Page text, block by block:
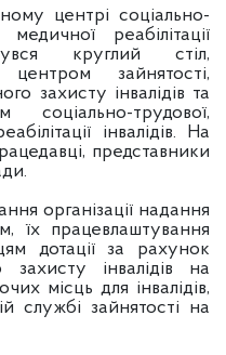
соціально-
реабілітації
круглий стіл,
зайнятості,
захисту інвалідів та
соціально-трудової,
інвалідів. На
представники
надання
їх працевлаштування
дотації за рахунок
інвалідів на
місць для інвалідів,
службі зайнятості на